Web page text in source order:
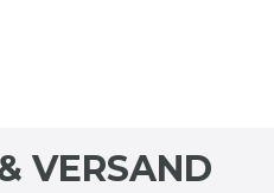
VERSAND